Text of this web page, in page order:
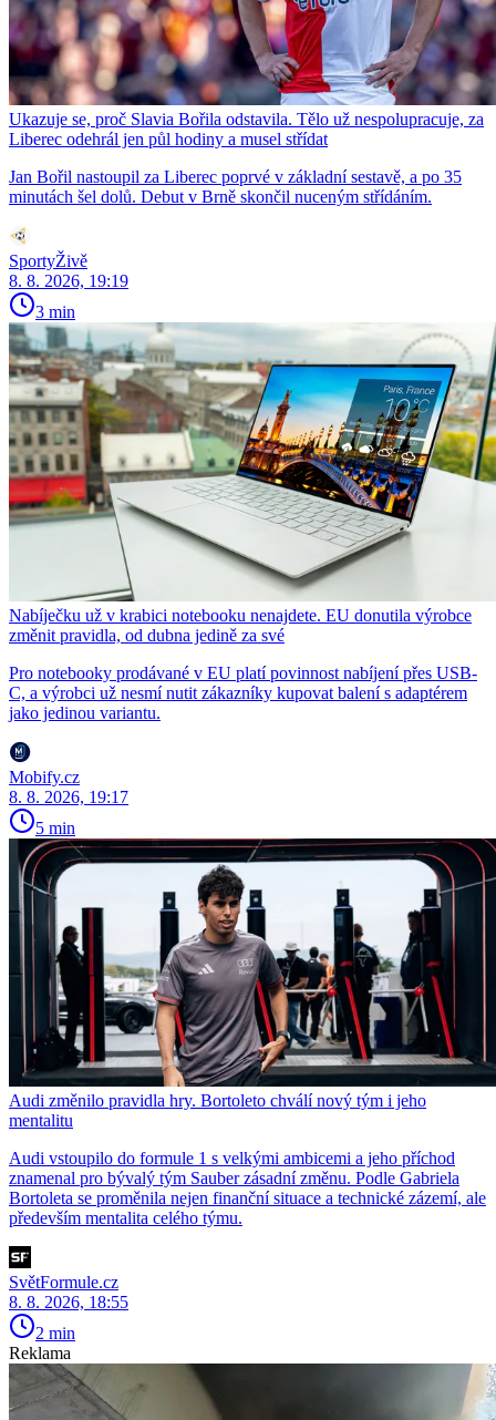
Ukazuje se, proč Slavia Bořila odstavila. Tělo už nespolupracuje, za
Liberec odehrál jen půl hodiny a musel střídat
Jan Bořil nastoupil za Liberec poprvé v základní sestavě, a po 35
minutách šel dolů. Debut v Brně skončil nuceným střídáním.
SportyŽivě
8. 8. 2026, 19:19
3 min
Nabíječku už v krabici notebooku nenajdete. EU donutila výrobce
změnit pravidla, od dubna jedině za své
Pro notebooky prodávané v EU platí povinnost nabíjení přes USB-
C, a výrobci už nesmí nutit zákazníky kupovat balení s adaptérem
jako jedinou variantu.
Mobify.cz
8. 8. 2026, 19:17
5 min
Audi změnilo pravidla hry. Bortoleto chválí nový tým i jeho
mentalitu
Audi vstoupilo do formule 1 s velkými ambicemi a jeho příchod
znamenal pro bývalý tým Sauber zásadní změnu. Podle Gabriela
Bortoleta se proměnila nejen finanční situace a technické zázemí, ale
především mentalita celého týmu.
SvětFormule.cz
8. 8. 2026, 18:55
2 min
Reklama